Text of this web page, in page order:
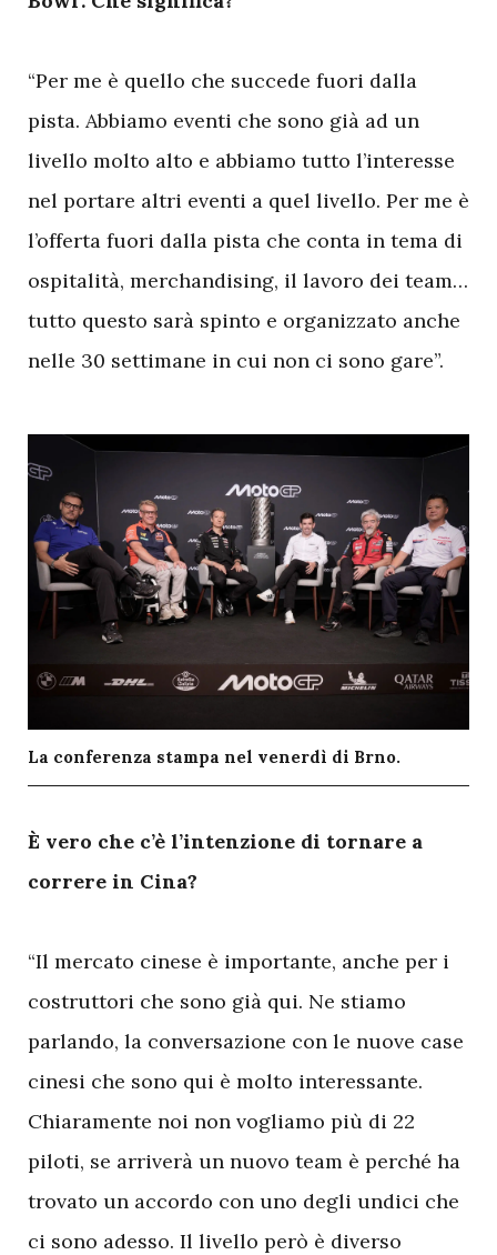
“Per me è quello che succede fuori dalla
pista. Abbiamo eventi che sono già ad un
livello molto alto e abbiamo tutto l’interesse
nel portare altri eventi a quel livello. Per me è
l’offerta fuori dalla pista che conta in tema di
ospitalità, merchandising, il lavoro dei team…
tutto questo sarà spinto e organizzato anche
nelle 30 settimane in cui non ci sono gare”.
La conferenza stampa nel venerdì di Brno.
È vero che c’è l’intenzione di tornare a
correre in Cina?
“Il mercato cinese è importante, anche per i
costruttori che sono già qui. Ne stiamo
parlando, la conversazione con le nuove case
cinesi che sono qui è molto interessante.
Chiaramente noi non vogliamo più di 22
piloti, se arriverà un nuovo team è perché ha
trovato un accordo con uno degli undici che
ci sono adesso. Il livello però è diverso